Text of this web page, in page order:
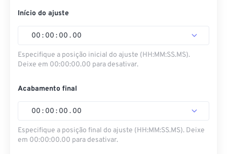
Início do ajuste
00 : 00 : 00 . 00
Especifique a posição inicial do ajuste (HH:MM:SS.MS).
Deixe em 00:00:00.00 para desativar.
Acabamento final
00 : 00 : 00 . 00
Especifique a posição final do ajuste (HH:MM:SS.MS). Deixe
em 00:00:00.00 para desativar.